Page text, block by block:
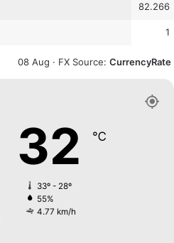
82.266
1
08 Aug · FX Source: CurrencyRate
32 ℃
33º - 28º
55%
4.77 km/h